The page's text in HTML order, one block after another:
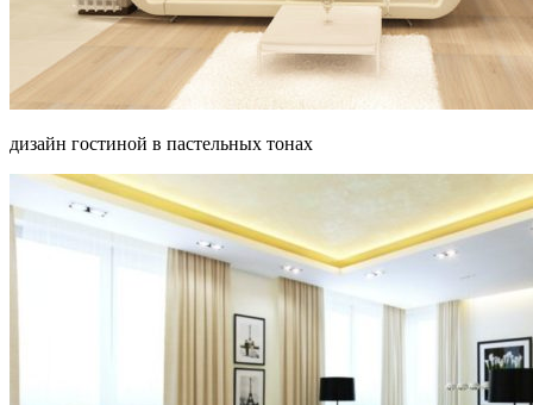
дизайн гостиной в пастельных тонах